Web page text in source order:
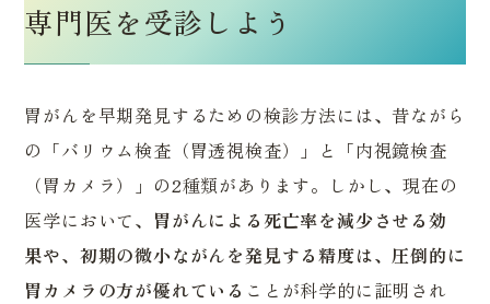
専門医を受診しよう
胃がんを早期発見するための検診方法には、昔ながら
の「バリウム検査（胃透視検査）」と「内視鏡検査
（胃カメラ）」の2種類があります。しかし、現在の
医学において、 胃がんによる死亡率を減少させる効
果や、初期の微小ながんを発見する精度は、圧倒的に
胃カメラの方が優れている ことが科学的に証明され